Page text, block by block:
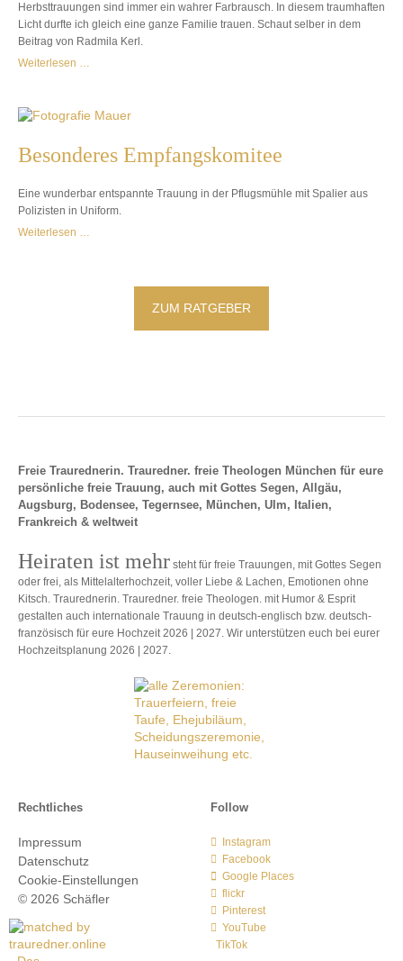
Herbsttrauungen sind immer ein wahrer Farbrausch. In diesem traumhaften
Licht durfte ich gleich eine ganze Familie trauen. Schaut selber in dem
Beitrag von Radmila Kerl.
Weiterlesen …
Besonderes Empfangskomitee
Eine wunderbar entspannte Trauung in der Pflugsmühle mit Spalier aus
Polizisten in Uniform.
Weiterlesen …
ZUM RATGEBER
Rechtliches
Impressum
Datenschutz
Cookie-Einstellungen
© 2026 Schäfler
Freie Traurednerin. Trauredner. freie Theologen München für eure
persönliche freie Trauung, auch mit Gottes Segen, Allgäu,
Augsburg, Bodensee, Tegernsee, München, Ulm, Italien,
Frankreich & weltweit
Heiraten ist mehr steht für freie Trauungen, mit Gottes Segen
oder frei, als Mittelalterhochzeit, voller Liebe & Lachen, Emotionen ohne
Kitsch. Traurednerin. Trauredner. freie Theologen. mit Humor & Esprit
gestalten auch internationale Trauung in deutsch-englisch bzw. deutsch-
französisch für eure Hochzeit 2026 | 2027. Wir unterstützen euch bei eurer
Hochzeitsplanung 2026 | 2027.
Follow
Instagram
Facebook
Google Places
flickr
Pinterest
YouTube
TikTok